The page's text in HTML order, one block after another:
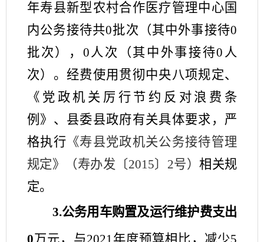
年寿县新型农村合作医疗管理中心 国
内公务接待共0批次（其中外事接待0
批次）， 0人次（其中外事接待0 人
次）。经费使用贯彻中央八项规定、
《党政机关厉行节约反对浪费条
例》、 县委县政府有关具体要求，严
格执行 《寿县党政机关公务接待管理
规定》（寿办发〔2015〕2号）相关规
定。
3.公务用车购置及运行维护费支出
0万元，与2021年度预算相比，减少5